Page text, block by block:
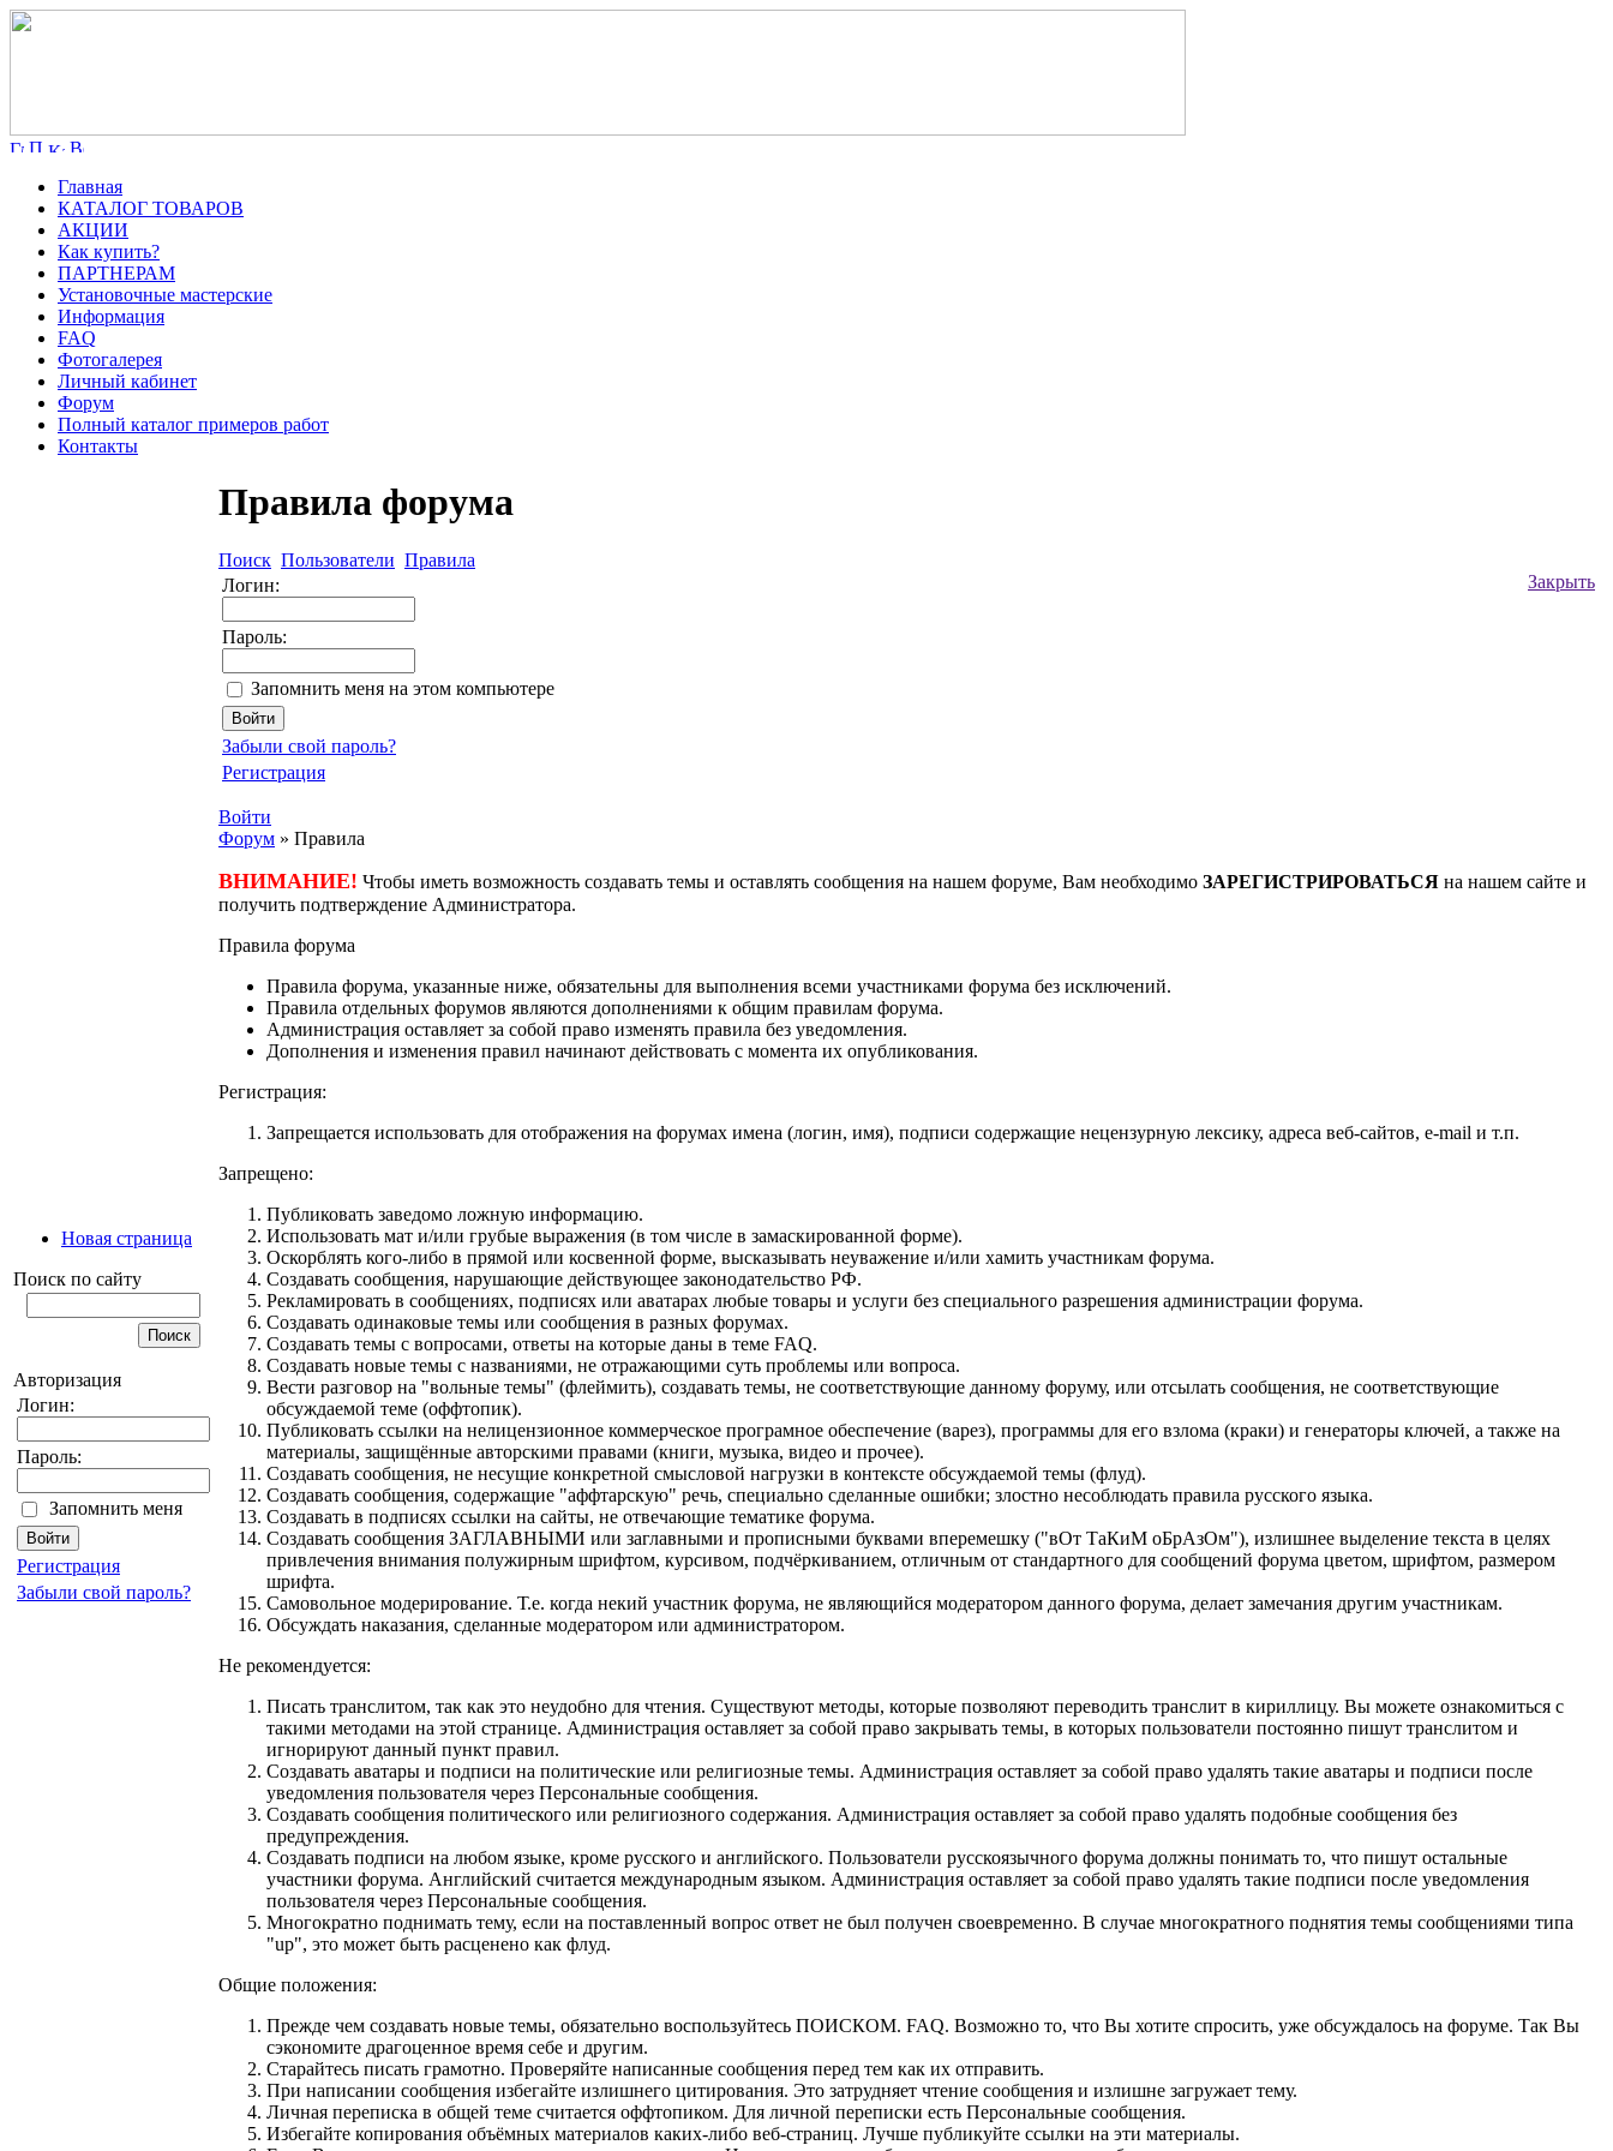
Главная
КАТАЛОГ ТОВАРОВ
АКЦИИ
Как купить?
ПАРТНЕРАМ
Установочные мастерские
Информация
FAQ
Фотогалерея
Личный кабинет
Форум
Полный каталог примеров работ
Контакты
Новая страница
Поиск по сайту
Авторизация
Логин:
Пароль:
Запомнить меня
Регистрация
Забыли свой пароль?
Правила форума
Поиск Пользователи Правила
Закрыть
Логин:
Пароль:
Запомнить меня на этом компьютере
Забыли свой пароль?
Регистрация
Войти
Форум » Правила
ВНИМАНИЕ! Чтобы иметь возможность создавать темы и оставлять сообщения на нашем форуме, Вам необходимо ЗАРЕГИСТРИРОВАТЬСЯ на нашем сайте и
получить подтверждение Администратора.
Правила форума
Правила форума, указанные ниже, обязательны для выполнения всеми участниками форума без исключений.
Правила отдельных форумов являются дополнениями к общим правилам форума.
Администрация оставляет за собой право изменять правила без уведомления.
Дополнения и изменения правил начинают действовать с момента их опубликования.
Регистрация:
Запрещается использовать для отображения на форумах имена (логин, имя), подписи содержащие нецензурную лексику, адреса веб-сайтов, e-mail и т.п.
Запрещено:
Публиковать заведомо ложнyю инфоpмацию.
Использовать мат и/или грубые выражения (в том числе в замаскированной форме).
Оскорблять кого-либо в прямой или косвенной форме, высказывать неуважение и/или хамить участникам форума.
Создавать сообщения, наpyшающие действyющее законодательство РФ.
Рекламировать в сообщениях, подписях или аватарах любые товары и услуги без специального разрешения администрации форума.
Создавать одинаковые темы или сообщения в разных форумах.
Создавать темы с вопросами, ответы на которые даны в теме FAQ.
Создавать новые темы с названиями, не отражающими суть проблемы или вопроса.
Вести разговор на "вольные темы" (флеймить), создавать темы, не соответствующие данному форуму, или отсылать сообщения, не соответствующие
обсуждаемой теме (оффтопик).
Публиковать ссылки на нелицензионное коммерческое програмное обеспечение (варез), программы для его взлома (краки) и генераторы ключей, а также на
материалы, защищённые авторскими правами (книги, музыка, видео и прочее).
Создавать сообщения, не несущие конкретной смысловой нагрузки в контексте обсуждаемой темы (флуд).
Создавать сообщения, содержащие "аффтарскую" речь, специально сделанные ошибки; злостно несоблюдать правила русского языка.
Создавать в подписях ссылки на сайты, не отвечающие тематике форума.
Cоздавать сообщения ЗАГЛАВНЫМИ или заглавными и прописными буквами вперемешку ("вОт ТаКиМ оБрАзОм"), излишнее выделение текста в целях
привлечения внимания полужирным шрифтом, курсивом, подчёркиванием, отличным от стандартного для сообщений форума цветом, шрифтом, размером
шрифта.
Самовольное модерирование. Т.е. когда некий участник форума, не являющийся модератором данного форума, делает замечания другим участникам.
Обсуждать наказания, сделанные модератором или администратором.
Не рекомендуется:
Писать транслитом, так как это неудобно для чтения. Существуют методы, которые позволяют переводить транслит в кириллицу. Вы можете ознакомиться с
такими методами на этой странице. Администрация оставляет за собой право закрывать темы, в которых пользователи постоянно пишут транслитом и
игнорируют данный пункт правил.
Создавать аватары и подписи на политические или религиозные темы. Администрация оставляет за собой право удалять такие аватары и подписи после
уведомления пользователя через Персональные сообщения.
Создавать сообщения политического или религиозного содержания. Администрация оставляет за собой право удалять подобные сообщения без
предупреждения.
Создавать подписи на любом языке, кроме русского и английского. Пользователи русскоязычного форума должны понимать то, что пишут остальные
участники форума. Английский считается международным языком. Администрация оставляет за собой право удалять такие подписи после уведомления
пользователя через Персональные сообщения.
Многократно поднимать тему, если на поставленный вопрос ответ не был получен своевременно. В случае многократного поднятия темы сообщениями типа
"up", это может быть расценено как флуд.
Общие положения:
Прежде чем создавать новые темы, обязательно воспользуйтесь ПОИСКОМ. FAQ. Возможно то, что Вы хотите спросить, уже обсуждалось на форуме. Так Вы
сэкономите драгоценное время себе и другим.
Старайтесь писать грамотно. Проверяйте написанные сообщения перед тем как их отправить.
При написании сообщения избегайте излишнего цитирования. Это затрудняет чтение сообщения и излишне загружает тему.
Личная переписка в общей теме считается оффтопиком. Для личной переписки есть Персональные сообщения.
Избегайте копирования объёмных материалов каких-либо веб-страниц. Лучше публикуйте ссылки на эти материалы.